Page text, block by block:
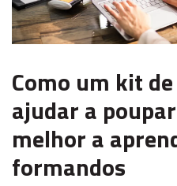
Como um kit
ajudar a
melhor a
formandos